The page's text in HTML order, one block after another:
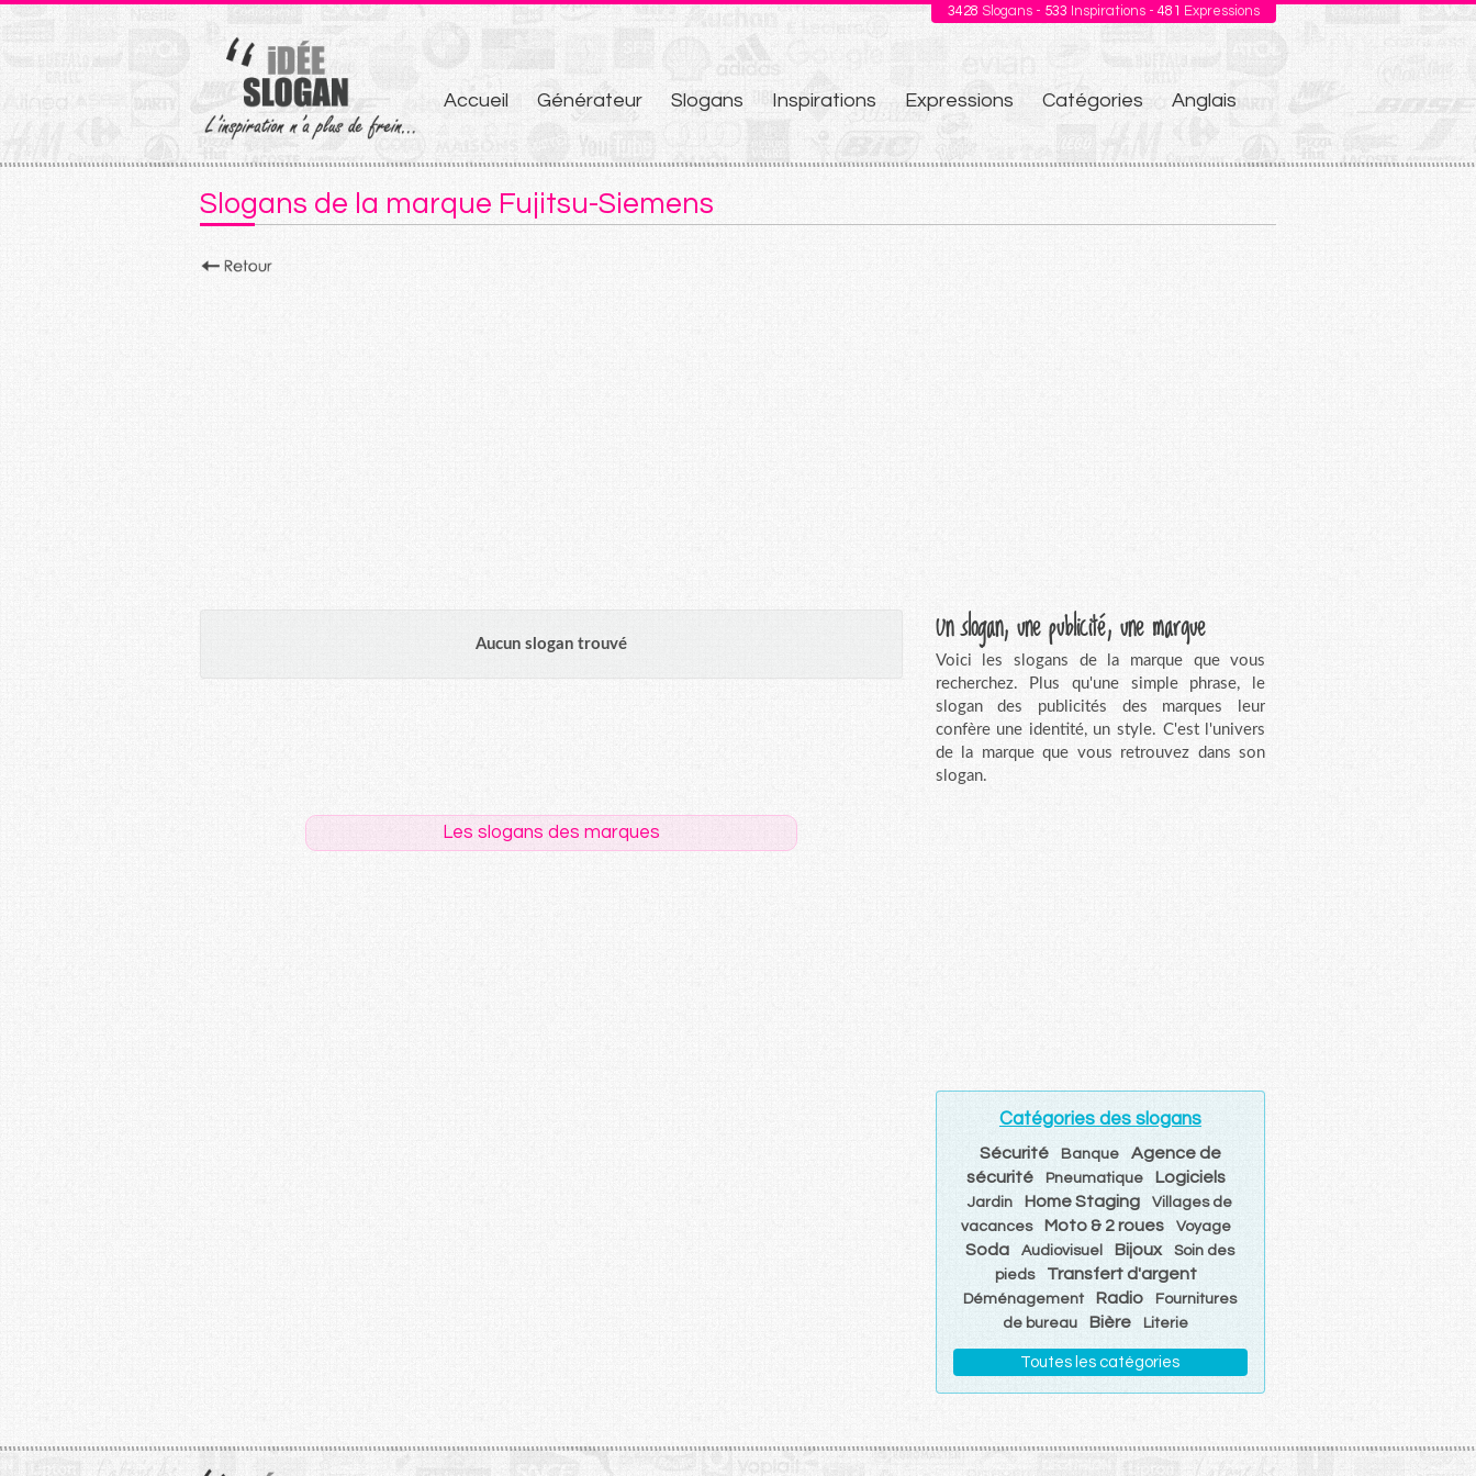
3428 Slogans - 533 Inspirations - 481 Expressions
Aller
au
contenu
Accueil Générateur Slogans Inspirations Expressions Catégories Anglais
Slogans de la marque Fujitsu-Siemens
Aucun slogan trouvé
Les slogans des marques
Un slogan, une publicité, une marque
Voici les slogans de la marque que vous
recherchez. Plus qu'une simple phrase, le
slogan des publicités des marques leur
confère une identité, un style. C'est l'univers
de la marque que vous retrouvez dans son
slogan.
Catégories des slogans
Sécurité Banque
Agence de
sécurité
Pneumatique Logiciels
Jardin Home Staging
Villages de
vacances
Moto & 2 roues Voyage
Soda Audiovisuel Bijoux
Soin des
pieds
Transfert d'argent
Déménagement Radio
Fournitures
de bureau
Bière Literie
Toutes les catégories